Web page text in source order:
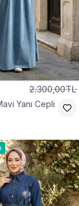
2.300,00TL
Yanı Cepli